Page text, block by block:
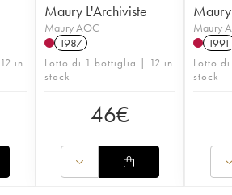
in
Maury L'Archiviste
Maury AOC
1987
Lotto di 1 bottiglia | 12 in
stock
46€
Maury
1991
Lotto
stock